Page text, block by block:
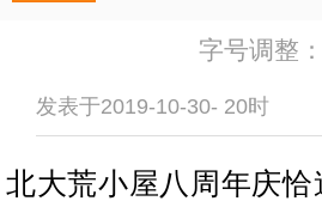
字号调整：
发表于2019-10-30- 20时
北大荒小屋八周年庆